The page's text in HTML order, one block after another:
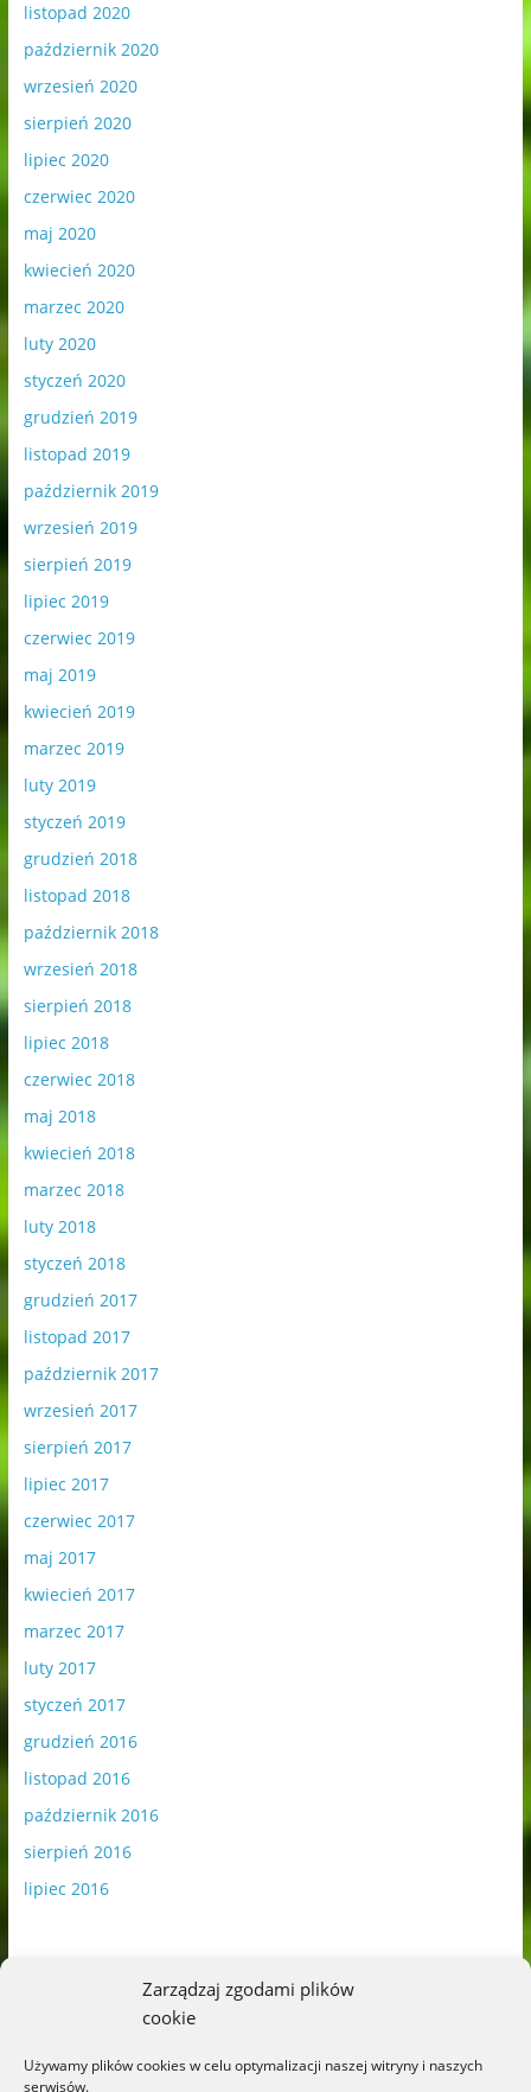
Zarządzaj zgodami plików
cookie
Używamy plików cookies w celu optymalizacji naszej witryny i naszych
serwisów.
listopad 2020
październik 2020
wrzesień 2020
sierpień 2020
lipiec 2020
czerwiec 2020
maj 2020
kwiecień 2020
marzec 2020
luty 2020
styczeń 2020
grudzień 2019
listopad 2019
październik 2019
wrzesień 2019
sierpień 2019
lipiec 2019
czerwiec 2019
maj 2019
kwiecień 2019
marzec 2019
luty 2019
styczeń 2019
grudzień 2018
listopad 2018
październik 2018
wrzesień 2018
sierpień 2018
lipiec 2018
czerwiec 2018
maj 2018
kwiecień 2018
marzec 2018
luty 2018
styczeń 2018
grudzień 2017
listopad 2017
październik 2017
wrzesień 2017
sierpień 2017
lipiec 2017
czerwiec 2017
maj 2017
kwiecień 2017
marzec 2017
luty 2017
styczeń 2017
grudzień 2016
listopad 2016
październik 2016
sierpień 2016
lipiec 2016